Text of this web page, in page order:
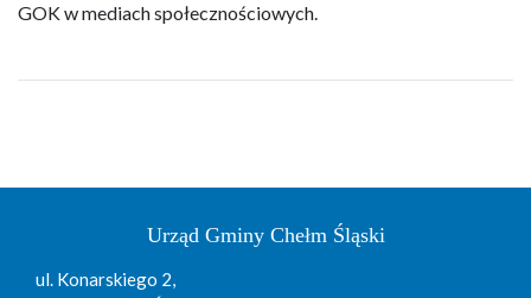
GOK w mediach społecznościowych.
Urząd Gminy Chełm Śląski
ul. Konarskiego 2,